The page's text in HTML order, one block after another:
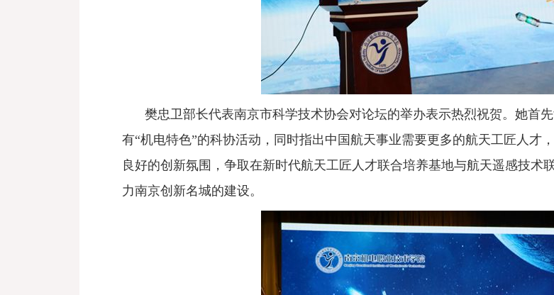
樊忠卫部长代表南京市科学技术协会对论坛的举办表示热烈祝贺。她首
有“机电特色”的科协活动，同时指出中国航天事业需要更多的航天工匠人才
良好的创新氛围，争取在新时代航天工匠人才联合培养基地与航天遥感技术
力南京创新名城的建设。